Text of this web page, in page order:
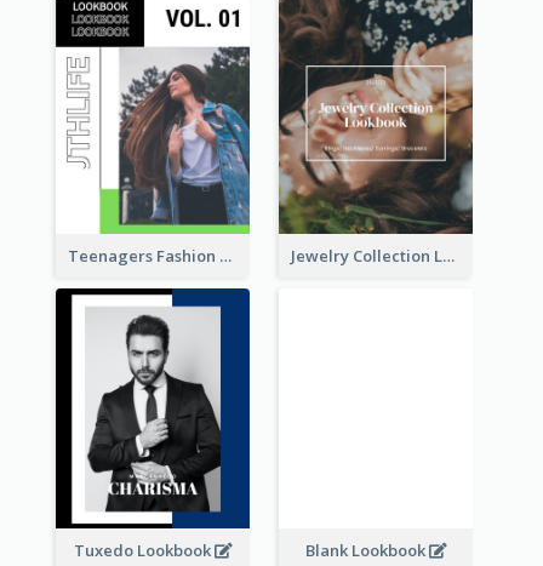
Teenagers Fashion Lookbook Jewelry Collection Lookbook
Tuxedo Lookbook Blank Lookbook